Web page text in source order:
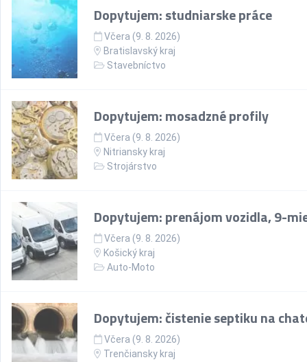
Dopytujem: studniarske práce
Včera (9. 8. 2026)
Bratislavský kraj
Stavebníctvo
Dopytujem: mosadzné profily
Včera (9. 8. 2026)
Nitriansky kraj
Strojárstvo
Dopytujem: prenájom vozidla, 9-
Včera (9. 8. 2026)
Košický kraj
Auto-Moto
Dopytujem: čistenie septiku na
Včera (9. 8. 2026)
Trenčiansky kraj